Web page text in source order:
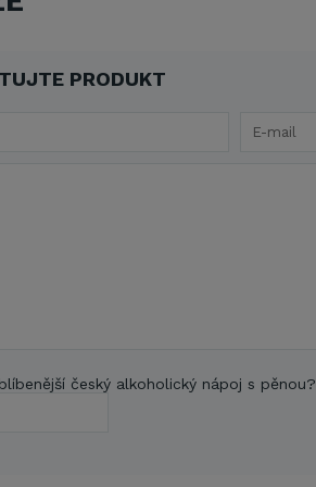
PRODUKT
český alkoholický nápoj s pěnou?